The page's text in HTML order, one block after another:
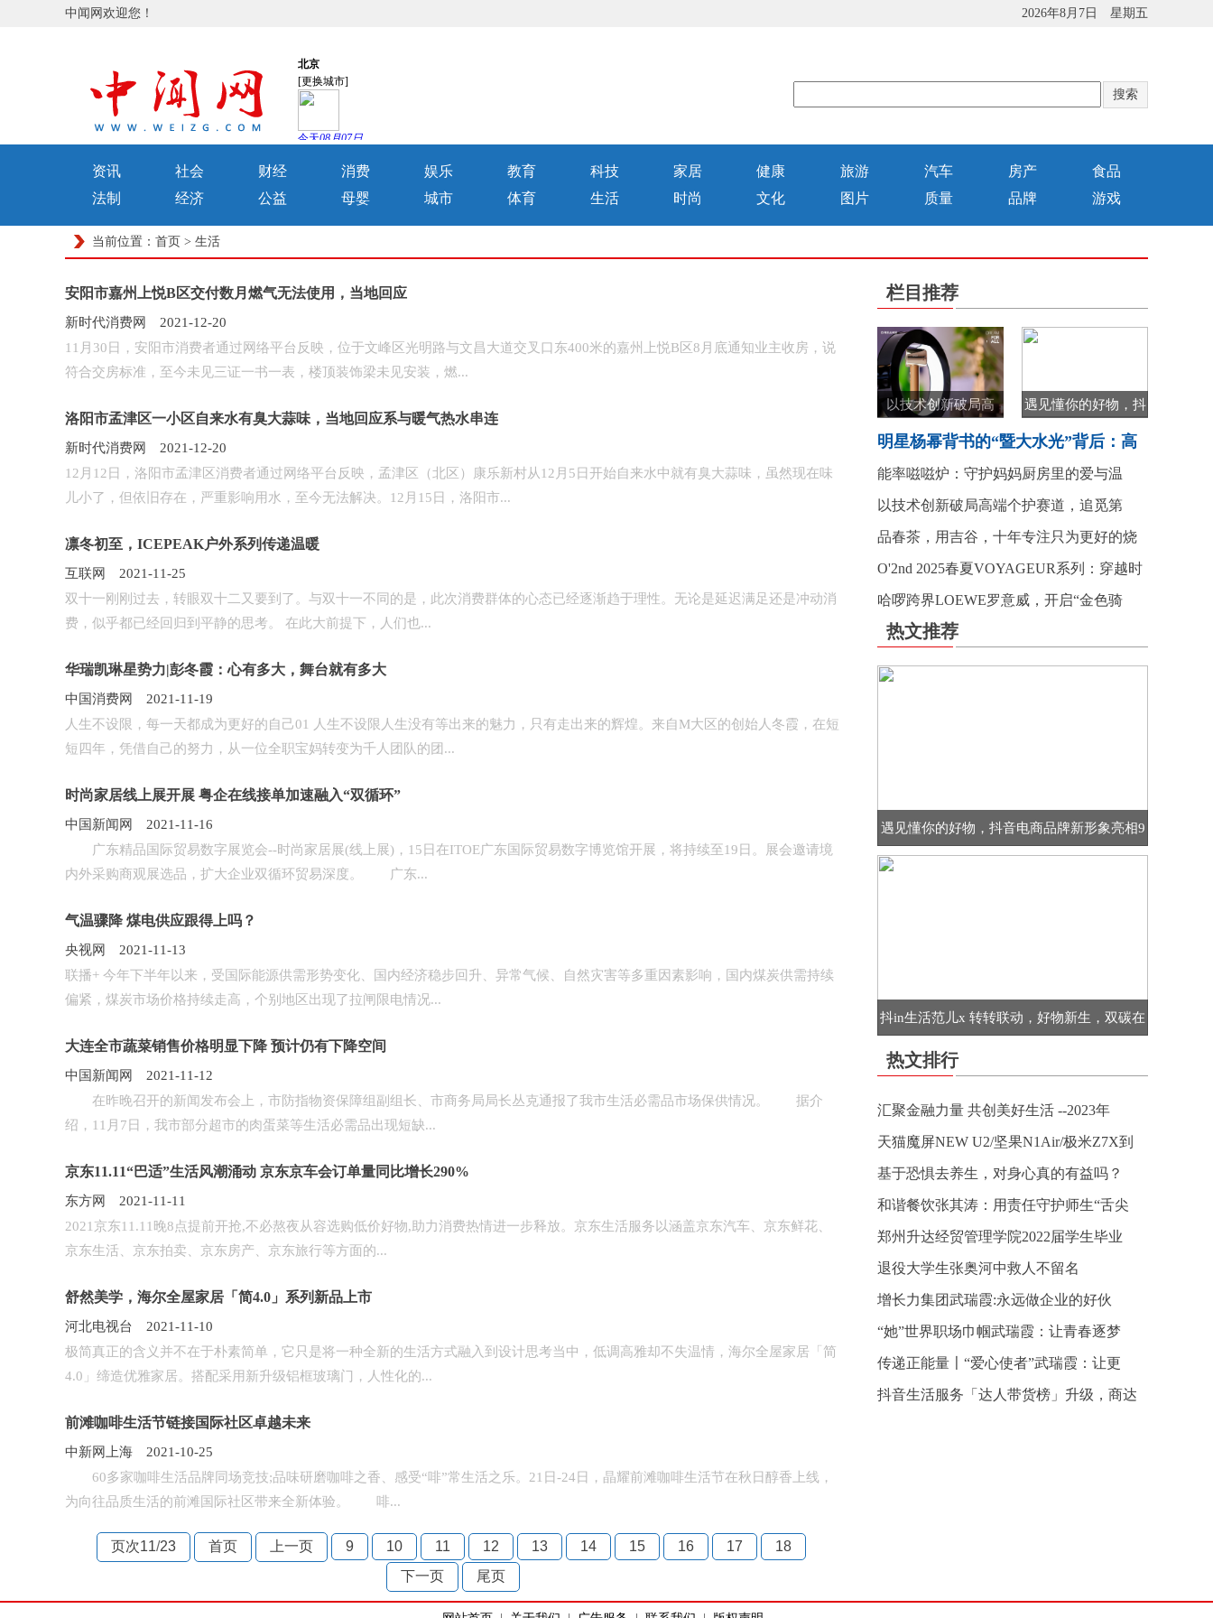
中闻网欢迎您！ 2026年8月7日 星期五
资讯 社会 财经 消费 娱乐 教育 科技 家居 健康 旅游 汽车 房产
食品
法制
经济 公益 母婴 城市 体育 生活 时尚 文化 图片 质量 品牌 游戏
当前位置： 首页 > 生活
安阳市嘉州上悦B区交付数月燃气无法使用，当地回应
新时代消费网 2021-12-20
11月30日，安阳市消费者通过网络平台反映，位于文峰区光明路与文昌大道交叉口东400米的嘉州上悦B区8月底通知业主收房，说
符合交房标准，至今未见三证一书一表，楼顶装饰梁未见安装，燃...
洛阳市孟津区一小区自来水有臭大蒜味，当地回应系与暖气热水串连
新时代消费网 2021-12-20
12月12日，洛阳市孟津区消费者通过网络平台反映，孟津区（北区）康乐新村从12月5日开始自来水中就有臭大蒜味，虽然现在味
儿小了，但依旧存在，严重影响用水，至今无法解决。12月15日，洛阳市...
凛冬初至，ICEPEAK户外系列传递温暖
互联网 2021-11-25
双十一刚刚过去，转眼双十二又要到了。与双十一不同的是，此次消费群体的心态已经逐渐趋于理性。无论是延迟满足还是冲动消
费，似乎都已经回归到平静的思考。 在此大前提下，人们也...
华瑞凯琳星势力|彭冬霞：心有多大，舞台就有多大
中国消费网 2021-11-19
人生不设限，每一天都成为更好的自己01 人生不设限人生没有等出来的魅力，只有走出来的辉煌。来自M大区的创始人冬霞，在短
短四年，凭借自己的努力，从一位全职宝妈转变为千人团队的团...
时尚家居线上展开展 粤企在线接单加速融入“双循环”
中国新闻网 2021-11-16
广东精品国际贸易数字展览会--时尚家居展(线上展)，15日在ITOE广东国际贸易数字博览馆开展，将持续至19日。展会邀请境
内外采购商观展选品，扩大企业双循环贸易深度。 广东...
气温骤降 煤电供应跟得上吗？
央视网 2021-11-13
联播+ 今年下半年以来，受国际能源供需形势变化、国内经济稳步回升、异常气候、自然灾害等多重因素影响，国内煤炭供需持续
偏紧，煤炭市场价格持续走高，个别地区出现了拉闸限电情况...
大连全市蔬菜销售价格明显下降 预计仍有下降空间
中国新闻网 2021-11-12
在昨晚召开的新闻发布会上，市防指物资保障组副组长、市商务局局长丛克通报了我市生活必需品市场保供情况。 据介
绍，11月7日，我市部分超市的肉蛋菜等生活必需品出现短缺...
京东11.11“巴适”生活风潮涌动 京东京车会订单量同比增长290%
东方网 2021-11-11
2021京东11.11晚8点提前开抢,不必熬夜从容选购低价好物,助力消费热情进一步释放。京东生活服务以涵盖京东汽车、京东鲜花、
京东生活、京东拍卖、京东房产、京东旅行等方面的...
舒然美学，海尔全屋家居「简4.0」系列新品上市
河北电视台 2021-11-10
极简真正的含义并不在于朴素简单，它只是将一种全新的生活方式融入到设计思考当中，低调高雅却不失温情，海尔全屋家居「简
4.0」缔造优雅家居。搭配采用新升级铝框玻璃门，人性化的...
前滩咖啡生活节链接国际社区卓越未来
中新网上海 2021-10-25
60多家咖啡生活品牌同场竞技;品味研磨咖啡之香、感受“啡”常生活之乐。21日-24日，晶耀前滩咖啡生活节在秋日醇香上线，
为向往品质生活的前滩国际社区带来全新体验。 啡...
页次11/23 首页 上一页 9 10 11 12 13 14 15 16 17
18
下一页
尾页
栏目推荐
以技术创新破局高 遇见懂你的好物，抖
明星杨幂背书的“暨大水光”背后：高
能率嗞嗞炉：守护妈妈厨房里的爱与温
以技术创新破局高端个护赛道，追觅第
品春茶，用吉谷，十年专注只为更好的烧
O'2nd 2025春夏VOYAGEUR系列：穿越时
哈啰跨界LOEWE罗意威，开启“金色骑
热文推荐
遇见懂你的好物，抖音电商品牌新形象亮相9
抖in生活范儿x 转转联动，好物新生，双碳在
热文排行
汇聚金融力量 共创美好生活 --2023年
天猫魔屏NEW U2/坚果N1Air/极米Z7X到
基于恐惧去养生，对身心真的有益吗？
和谐餐饮张其涛：用责任守护师生“舌尖
郑州升达经贸管理学院2022届学生毕业
退役大学生张奥河中救人不留名
增长力集团武瑞霞:永远做企业的好伙
“她”世界职场巾帼武瑞霞：让青春逐梦
传递正能量〡“爱心使者”武瑞霞：让更
抖音生活服务「达人带货榜」升级，商达